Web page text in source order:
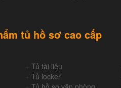
tủ hồ sơ cao cấp
Tủ tài liệu
Tủ locker